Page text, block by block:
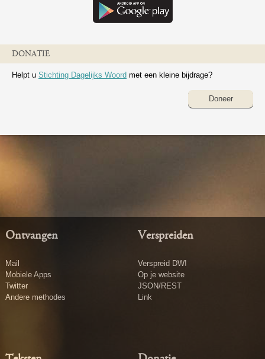
DONATIE
Helpt u Stichting Dagelijks Woord met een kleine bijdrage?
Doneer
Ontvangen
Mail
Mobiele Apps
Twitter
Andere methodes
Verspreiden
Verspreid DW!
Op je website
JSON/REST
Link